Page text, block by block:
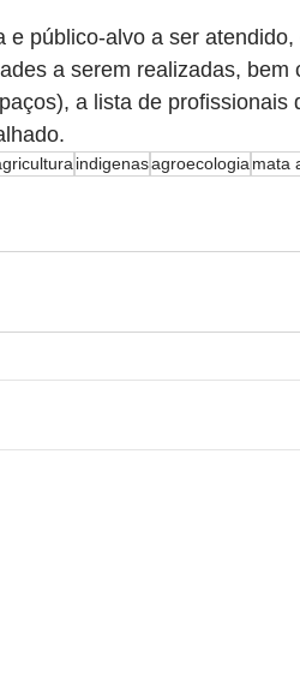
e público-alvo a ser
a serem realizadas, bem
a lista de profissionais
indigenasagroecologiamata